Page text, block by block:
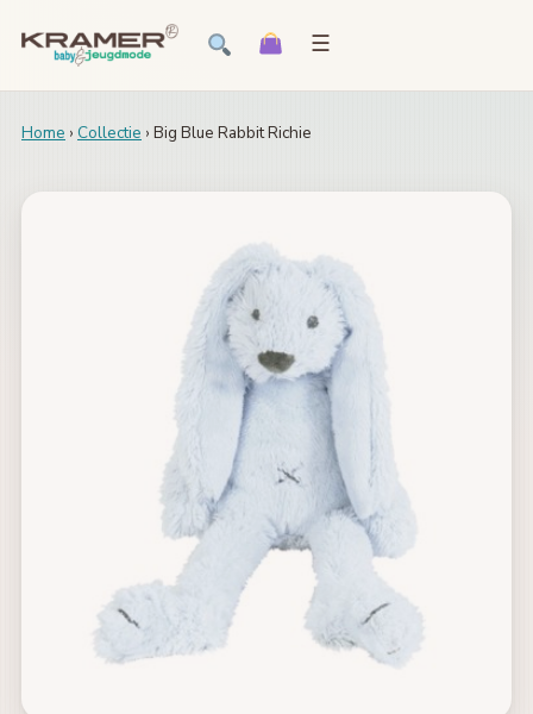
☰
Home › Collectie › Big Blue Rabbit Richie